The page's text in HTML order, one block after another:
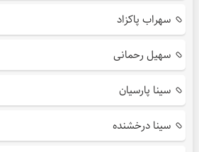
سهراب پاکزاد
سهیل رحمانی
سینا پارسیان
سینا درخشنده